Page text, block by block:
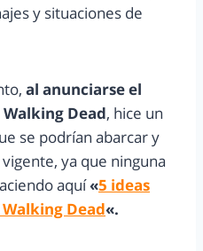
y situaciones de
al anunciarse el
Dead, hice un
se podrían abarcar y
ya que ninguna
aquí«5 ideas
Dead«.